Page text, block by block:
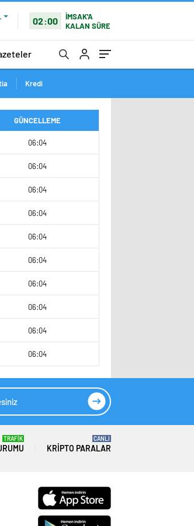
02:00
İMSAK'A
KALAN SÜRE
Kredi
GÜNCELLEME
06:04
06:04
06:04
06:04
06:04
06:04
06:04
06:04
06:04
06:04
TRAFİK
KRIPTO PARALAR
CANLI